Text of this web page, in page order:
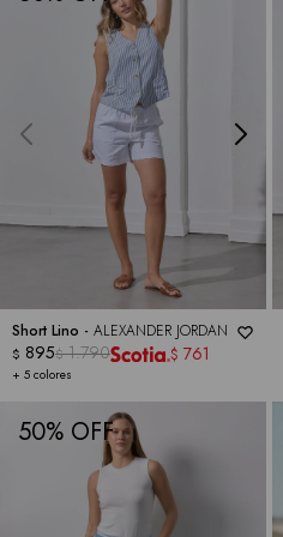
Short Lino - ALEXANDER JORDAN
+ 5 colores
$ 895$ 1.790 $ 761
50